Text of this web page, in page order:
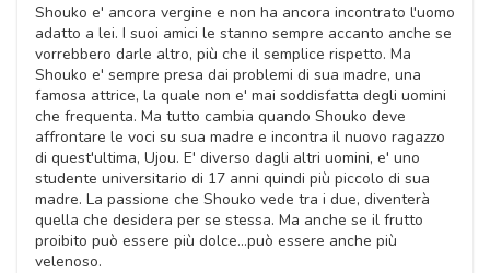
Shouko e' ancora vergine e non ha ancora incontrato l'uomo
adatto a lei. I suoi amici le stanno sempre accanto anche se
vorrebbero darle altro, più che il semplice rispetto. Ma
Shouko e' sempre presa dai problemi di sua madre, una
famosa attrice, la quale non e' mai soddisfatta degli uomini
che frequenta. Ma tutto cambia quando Shouko deve
affrontare le voci su sua madre e incontra il nuovo ragazzo
di quest'ultima, Ujou. E' diverso dagli altri uomini, e' uno
studente universitario di 17 anni quindi più piccolo di sua
madre. La passione che Shouko vede tra i due, diventerà
quella che desidera per se stessa. Ma anche se il frutto
proibito può essere più dolce...può essere anche più
velenoso.